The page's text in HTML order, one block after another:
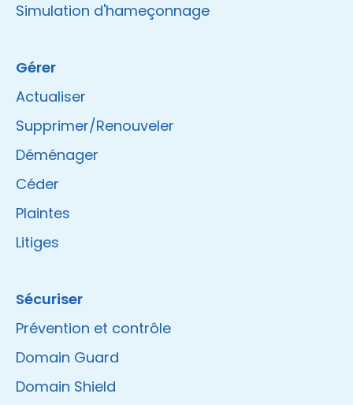
Simulation d'hameçonnage
Gérer
Actualiser
Supprimer/Renouveler
Déménager
Céder
Plaintes
Litiges
Sécuriser
Prévention et contrôle
Domain Guard
Domain Shield